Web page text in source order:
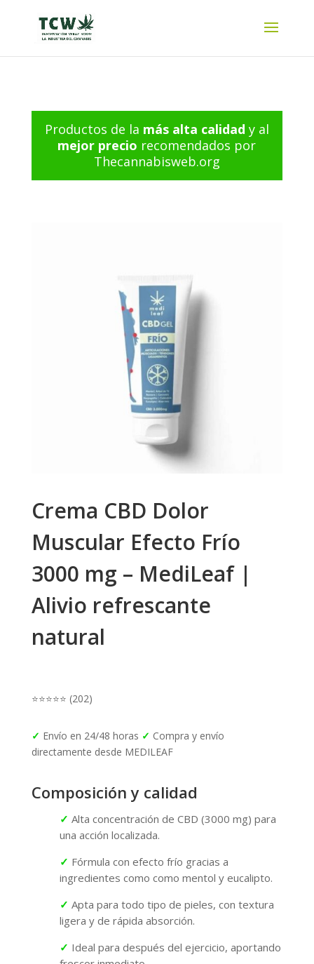
Productos de la más alta calidad y al
mejor precio recomendados por
Thecannabisweb.org
Crema CBD Dolor
Muscular Efecto Frío
3000 mg – MediLeaf |
Alivio refrescante
natural
⭐⭐⭐⭐⭐ (202)
✓ Envío en 24/48 horas ✓ Compra y envío
directamente desde MEDILEAF
Composición y calidad
✓ Alta concentración de CBD (3000 mg) para
una acción localizada.
✓ Fórmula con efecto frío gracias a
ingredientes como como mentol y eucalipto.
✓ Apta para todo tipo de pieles, con textura
ligera y de rápida absorción.
✓ Ideal para después del ejercicio, aportando